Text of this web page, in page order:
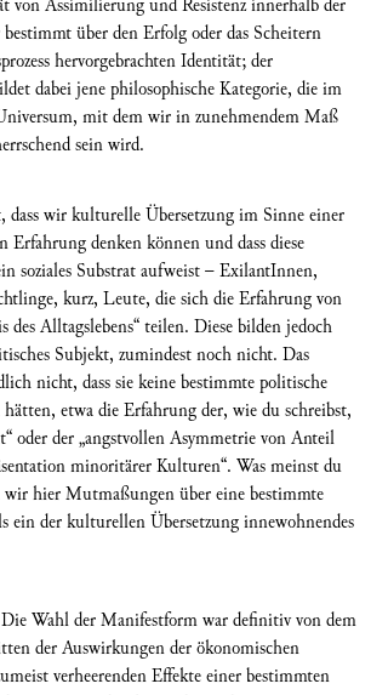
über den Erfolg oder das Scheitern
hervorgebrachten Identität; der
dabei jene philosophische Kategorie, die im
mit dem wir in zunehmendem Maß
sein wird.
dass wir kulturelle Übersetzung im Sinne einer
Erfahrung denken können und dass diese
soziales Substrat aufweist – ExilantInnen,
kurz, Leute, die sich die Erfahrung von
des Alltagslebens“ teilen. Diese bilden jedoch
Subjekt, zumindest noch nicht. Das
nicht, dass sie keine bestimmte politische
etwa die Erfahrung der, wie du schreibst,
oder der „angstvollen Asymmetrie von Anteil
minoritärer Kulturen“. Was meinst du
hier Mutmaßungen über eine bestimmte
ein der kulturellen Übersetzung innewohnendes
Wahl der Manifestform war definitiv von dem
der Auswirkungen der ökonomischen
verheerenden Effekte einer bestimmten